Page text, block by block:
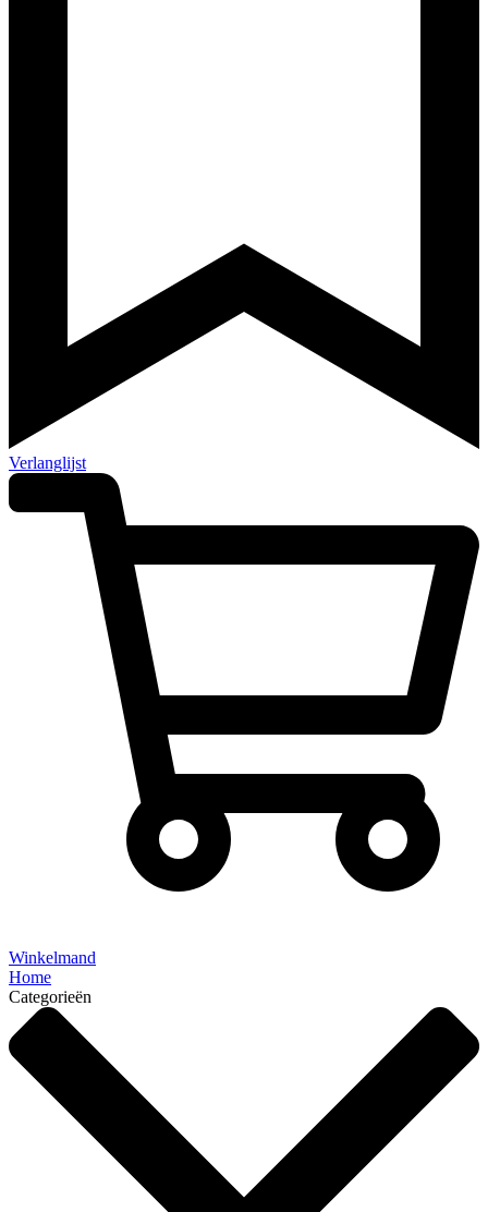
Verlanglijst
Winkelmand
Home
Categorieën